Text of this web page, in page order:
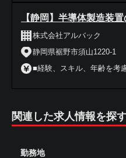
【静岡】半導体製造装
株式会社アルバック
静岡県裾野市須山1220-1
■経験、スキル、年齢を考
関連した求人情報を探
勤務地